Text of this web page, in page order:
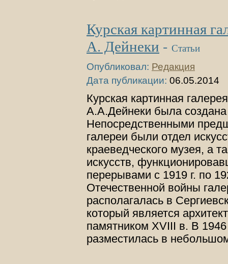
Курская картинная
А. Дейнеки - Статьи
Опубликовал: Редакция
Дата публикации: 06.05.2014
Курская картинная
А.А.Дейнеки была создана
Непосредственными
галереи были отдел
краеведческого музея, а
искусств,
перерывами с 1919 г. по
Отечественной войны
располагалась в
который является
памятником XVIII в. В 1946
разместилась в